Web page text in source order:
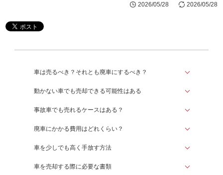
2026/05/28
2026/05/28
車は売るべき？それとも廃車にするべき？
動かない車でも売却できる可能性はある
事故車でも売れるケースはある？
廃車にかかる費用はどれくらい？
車を少しでも高く手放す方法
車を売却する際に必要な書類